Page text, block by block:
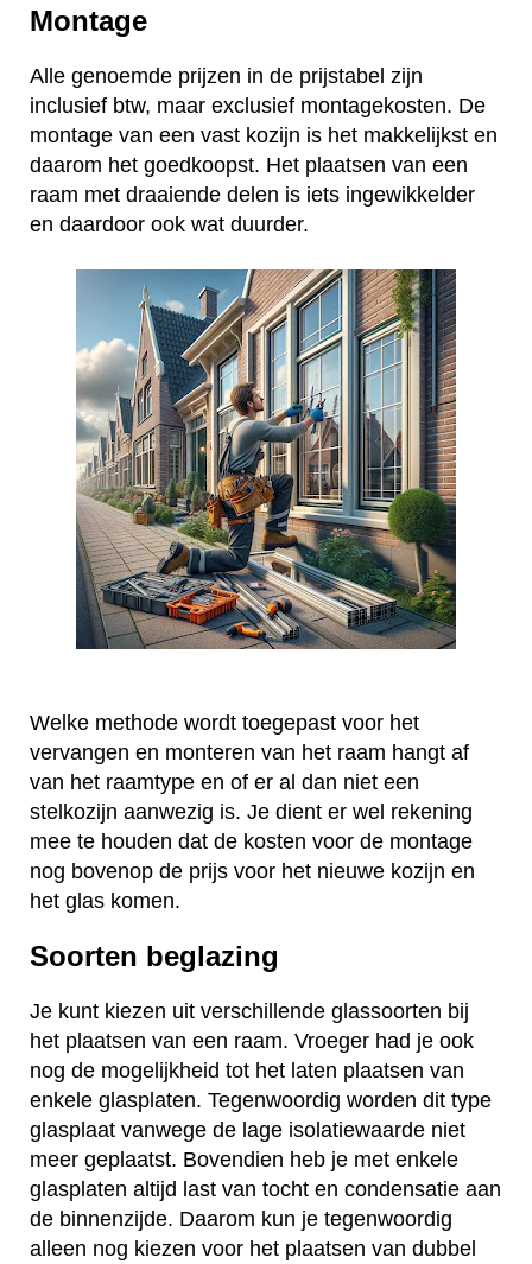
Montage
Alle genoemde prijzen in de prijstabel zijn
inclusief btw, maar exclusief montagekosten. De
montage van een vast kozijn is het makkelijkst en
daarom het goedkoopst. Het plaatsen van een
raam met draaiende delen is iets ingewikkelder
en daardoor ook wat duurder.
Welke methode wordt toegepast voor het
vervangen en monteren van het raam hangt af
van het raamtype en of er al dan niet een
stelkozijn aanwezig is. Je dient er wel rekening
mee te houden dat de kosten voor de montage
nog bovenop de prijs voor het nieuwe kozijn en
het glas komen.
Soorten beglazing
Je kunt kiezen uit verschillende glassoorten bij
het plaatsen van een raam. Vroeger had je ook
nog de mogelijkheid tot het laten plaatsen van
enkele glasplaten. Tegenwoordig worden dit type
glasplaat vanwege de lage isolatiewaarde niet
meer geplaatst. Bovendien heb je met enkele
glasplaten altijd last van tocht en condensatie aan
de binnenzijde. Daarom kun je tegenwoordig
alleen nog kiezen voor het plaatsen van dubbel